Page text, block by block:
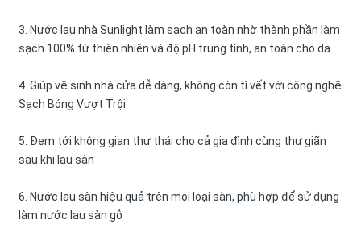
3. Nước lau nhà Sunlight làm sạch an toàn nhờ thành phần làm
sạch 100% từ thiên nhiên và độ pH trung tính, an toàn cho da
4. Giúp vệ sinh nhà cửa dễ dàng, không còn tì vết với công nghệ
Sạch Bóng Vượt Trội
5. Đem tới không gian thư thái cho cả gia đình cùng thư giãn
sau khi lau sàn
6. Nước lau sàn hiệu quả trên mọi loại sàn, phù hợp để sử dụng
làm nước lau sàn gỗ